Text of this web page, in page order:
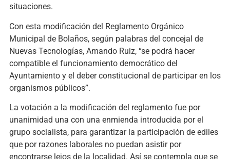
situaciones.
Con esta modificación del Reglamento Orgánico
Municipal de Bolaños, según palabras del concejal de
Nuevas Tecnologías, Amando Ruiz, “se podrá hacer
compatible el funcionamiento democrático del
Ayuntamiento y el deber constitucional de participar en los
organismos públicos”.
La votación a la modificación del reglamento fue por
unanimidad una con una enmienda introducida por el
grupo socialista, para garantizar la participación de ediles
que por razones laborales no puedan asistir por
encontrarse lejos de la localidad. Así se contempla que se